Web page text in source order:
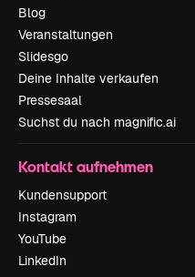
Blog
Veranstaltungen
Slidesgo
Deine Inhalte verkaufen
Pressesaal
Suchst du nach magnific.ai
Kontakt aufnehmen
Kundensupport
Instagram
YouTube
LinkedIn